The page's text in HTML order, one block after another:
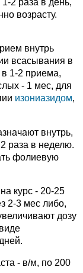
возрасту.
внутрь
всасывания в
1-2 приема,
- 1 мес, для
изониазидом,
внутрь,
раза в неделю.
фолиевую
курс - 20-25
2-3 мес либо,
дозу
- в/м, по 200